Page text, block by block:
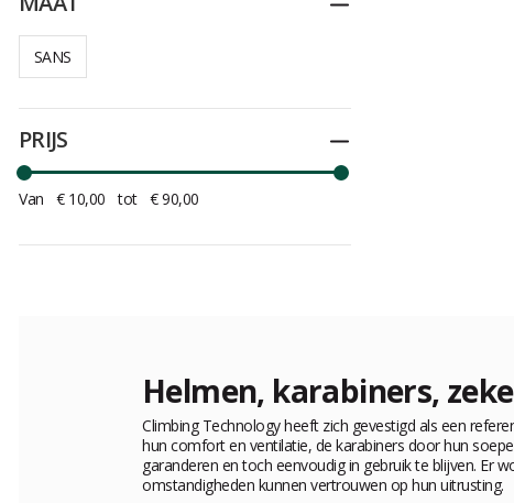
SANS
PRIJS Dichtplooien
Van € 10,00 tot € 90,00
Helmen, karabiners,
Climbing Technology heeft zich gevestigd als een
hun comfort en ventilatie, de karabiners door hun
garanderen en toch eenvoudig in gebruik te blijven. Er
omstandigheden kunnen vertrouwen op hun uitrusting.